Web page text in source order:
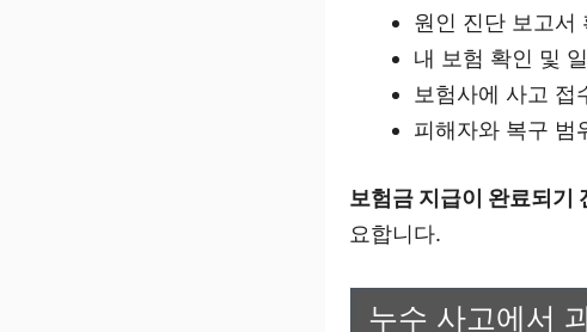
원인 진단 보고서
내 보험 확인 및
보험사에 사고 접
피해자와 복구 범
보험금 지급이 완료되기
요합니다.
누수 사고에서